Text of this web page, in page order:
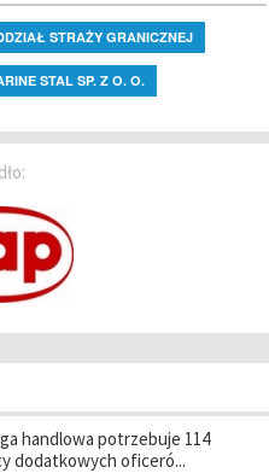
STRAŻY GRANICZNEJ
STAL SP. Z O. O.
handlowa potrzebuje 114
dodatkowych oficeró...